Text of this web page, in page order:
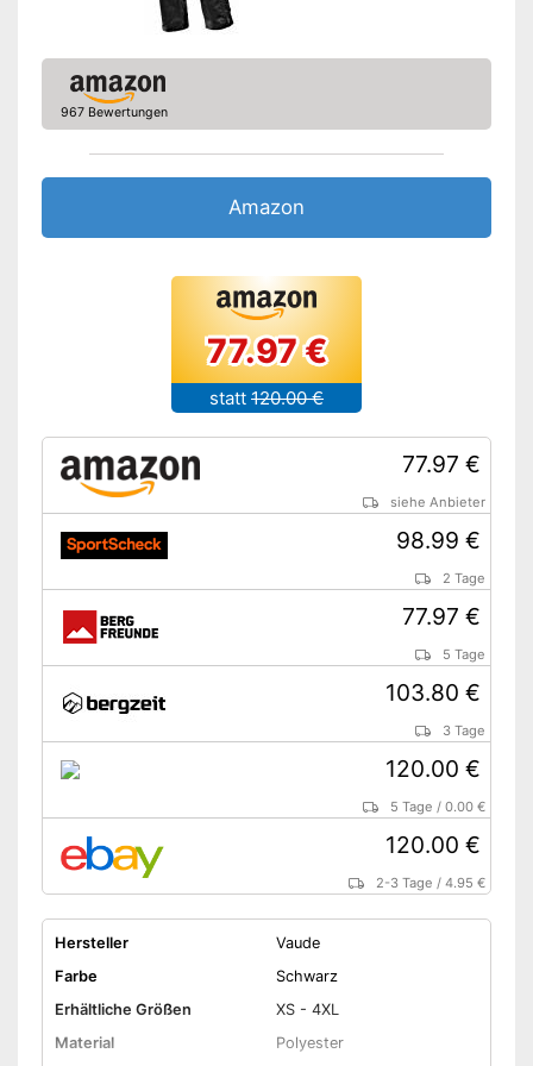
967 Bewertungen
Amazon
77.97 €
statt 120.00 €
77.97 €
siehe Anbieter
98.99 €
2 Tage
77.97 €
5 Tage
103.80 €
3 Tage
120.00 €
5 Tage /0.00 €
120.00 €
2-3 Tage /4.95 €
Hersteller
Vaude
Farbe
Schwarz
Erhältliche Größen
XS - 4XL
Material
Polyester